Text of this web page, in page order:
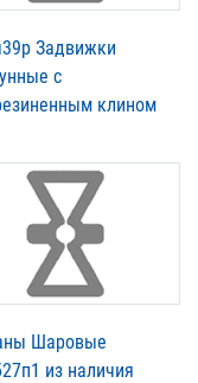
Задвижки
с
клином
Шаровые
из наличия